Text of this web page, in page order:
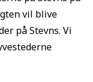
vil blive
på Stevns. Vi